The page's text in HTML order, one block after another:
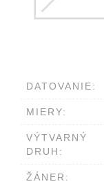
DATOVANIE:
MIERY:
VÝTVARNÝ
DRUH:
ŽÁNER: